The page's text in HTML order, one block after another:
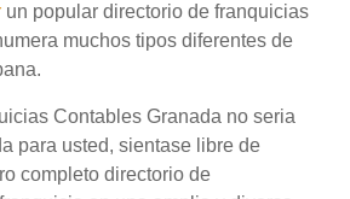
un popular directorio de franquicias
muchos tipos diferentes de
Contables Granada no seria
para usted, sientase libre de
completo directorio de